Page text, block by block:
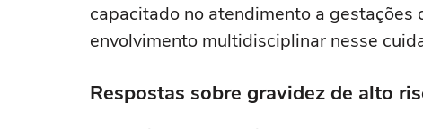
capacitado no atendimento a
envolvimento multidisciplinar nesse
Respostas sobre gravidez de alto